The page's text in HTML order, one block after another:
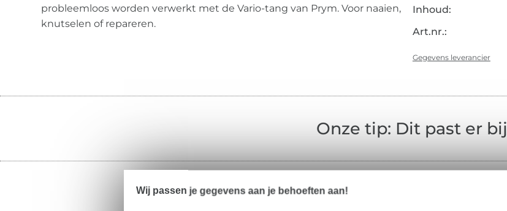
probleemloos worden verwerkt met de Vario-tang van Prym. Voor naaien,
knutselen of repareren.
Inhoud:
Art.nr.:
Gegevens leverancier
Onze tip: Dit past er bij
Wij passen je gegevens aan je behoeften aan!